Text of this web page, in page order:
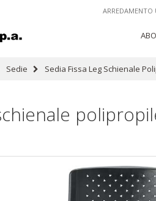
ARREDAMENTO
Sedie Sedia Fissa Leg Schienale